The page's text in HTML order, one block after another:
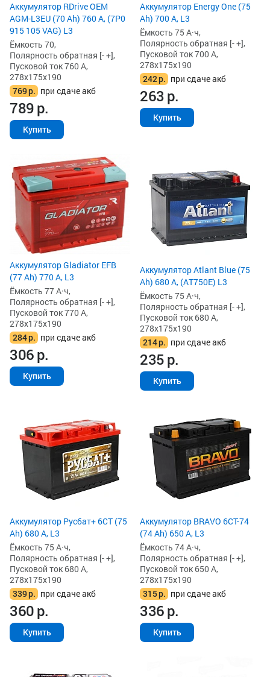
Аккумулятор RDrive OEM
AGM-L3EU (70 Ah) 760 А, (7P0
915 105 VAG) L3
Ёмкость 70,
Полярность обратная [- +],
Пусковой ток 760 А,
278x175x190
769р. при сдаче акб
789р.
Купить
Аккумулятор Energy One (75
Ah) 700 А, L3
Ёмкость 75 А·ч,
Полярность обратная [- +],
Пусковой ток 700 А,
278x175x190
242р. при сдаче акб
263р.
Купить
Аккумулятор Gladiator EFB
(77 Ah) 770 А, L3
Ёмкость 77 А·ч,
Полярность обратная [- +],
Пусковой ток 770 А,
278x175x190
284р. при сдаче акб
306р.
Купить
Аккумулятор Atlant Blue (75
Ah) 680 А, (AT750E) L3
Ёмкость 75 А·ч,
Полярность обратная [- +],
Пусковой ток 680 А,
278x175x190
214р. при сдаче акб
235р.
Купить
Аккумулятор Русбат+ 6СТ (75
Ah) 680 А, L3
Ёмкость 75 А·ч,
Полярность обратная [- +],
Пусковой ток 680 А,
278x175x190
339р. при сдаче акб
360р.
Купить
Аккумулятор BRAVO 6CT-74
(74 Ah) 650 А, L3
Ёмкость 74 А·ч,
Полярность обратная [- +],
Пусковой ток 650 А,
278x175x190
315р. при сдаче акб
336р.
Купить